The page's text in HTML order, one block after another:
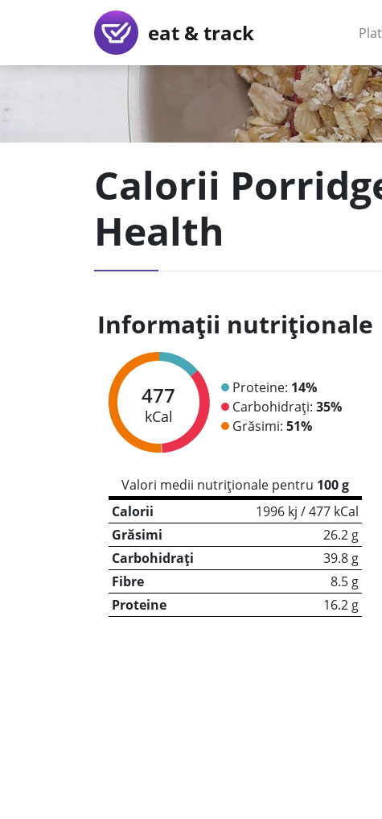
eat & track
Calorii
Health
Informații nutriționale
477
kCal
Proteine: 14%
Carbohidrați: 35%
Grăsimi: 51%
Valori medii nutriționale pentru 100 g
Calorii
1996 kj / 477 kCal
Grăsimi
26.2 g
Carbohidrați
39.8 g
Fibre
8.5 g
Proteine
16.2 g